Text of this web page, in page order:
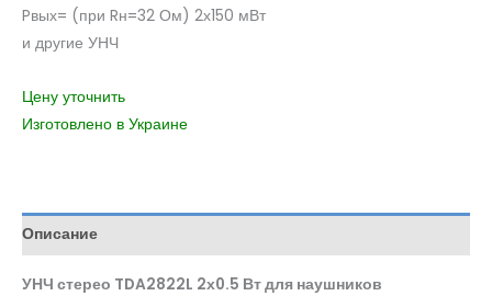
Pвых= (при Rн=32 Ом) 2х150 мВт
и другие УНЧ
Цену уточнить
Изготовлено в Украине
Описание
УНЧ стерео TDA2822L 2х0.5 Вт для наушников